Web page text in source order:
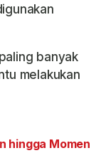
banyak
melakukan
hingga Momen